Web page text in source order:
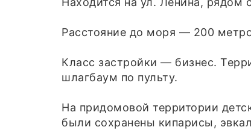
Расстояние до моря — 200
Класс застройки — бизнес.
шлагбаум по пульту.
На придомовой территории
были сохранены кипарисы,